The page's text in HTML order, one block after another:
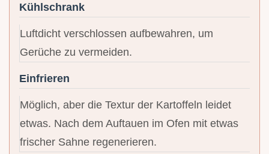
Kühlschrank
Luftdicht verschlossen aufbewahren, um
Gerüche zu vermeiden.
Einfrieren
Möglich, aber die Textur der Kartoffeln leidet
etwas. Nach dem Auftauen im Ofen mit etwas
frischer Sahne regenerieren.